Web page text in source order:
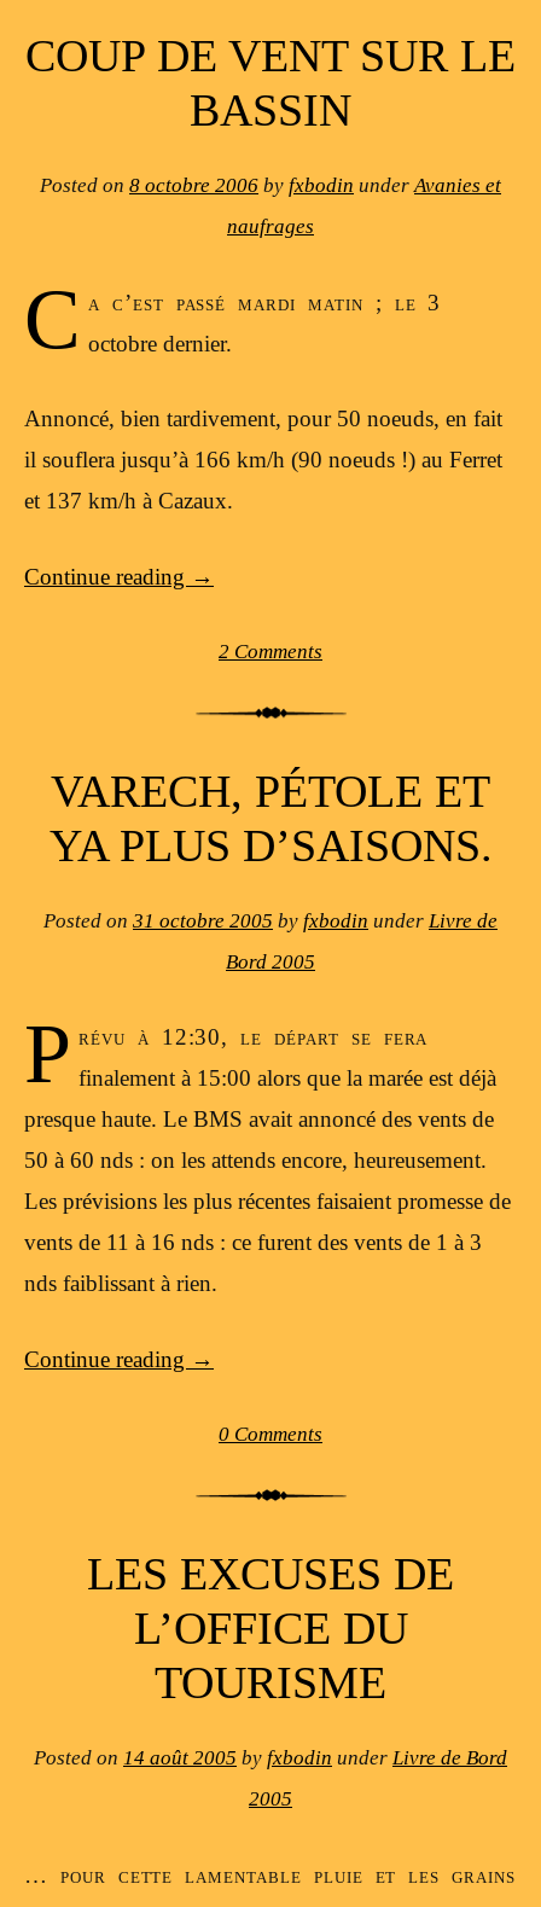
COUP DE VENT SUR LE
BASSIN
Posted on 8 octobre 2006 by fxbodin underAvanies et
naufrages
C a c’est passé mardi matin ; le 3
octobre dernier.
Annoncé, bien tardivement, pour 50 noeuds, en fait
il souflera jusqu’à 166 km/h (90 noeuds !) au Ferret
et 137 km/h à Cazaux.
Continue reading →
2 Comments
VARECH, PÉTOLE ET
YA PLUS D’SAISONS.
Posted on 31 octobre 2005 by fxbodin under Livre de
Bord 2005
P révu à 12:30, le départ se fera
finalement à 15:00 alors que la marée est déjà
presque haute. Le BMS avait annoncé des vents de
50 à 60 nds : on les attends encore, heureusement.
Les prévisions les plus récentes faisaient promesse de
vents de 11 à 16 nds : ce furent des vents de 1 à 3
nds faiblissant à rien.
Continue reading →
0 Comments
LES EXCUSES DE
L’OFFICE DU
TOURISME
Posted on 14 août 2005 by fxbodin under Livre de Bord
2005
… pour cette lamentable pluie et les grains